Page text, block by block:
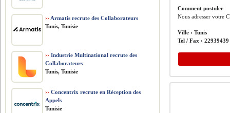
Comment postuler
Nous adresser votre
Ville ›Tunis
Tel / Fax ›22939439
›› Armatis recrute des Collaborateurs
Tunis, Tunisie
›› Industrie Multinational recrute des
Collaborateurs
Tunis, Tunisie
›› Concentrix recrute en Réception des
Appels
Tunisie